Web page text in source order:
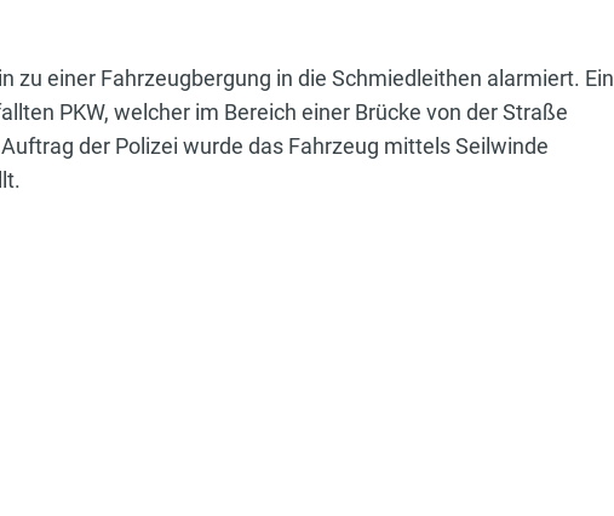
zu einer Fahrzeugbergung in die Schmiedleithen alarmiert. Ein
PKW, welcher im Bereich einer Brücke von der Straße
der Polizei wurde das Fahrzeug mittels Seilwinde